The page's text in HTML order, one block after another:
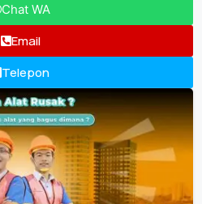
Chat WA
Email
Telepon